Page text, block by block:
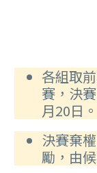
各組取
賽，決
月20日。
決賽棄
勵，由